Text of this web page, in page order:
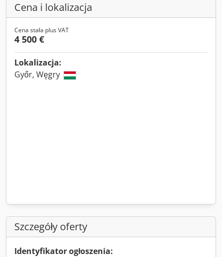
Cena i lokalizacja
Cena stała plus VAT
4 500 €
Lokalizacja:
Győr, Węgry
Szczegóły oferty
Identyfikator ogłoszenia: